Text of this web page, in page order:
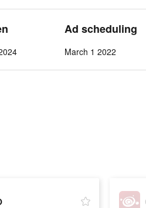
Ad scheduling
March 1 2022